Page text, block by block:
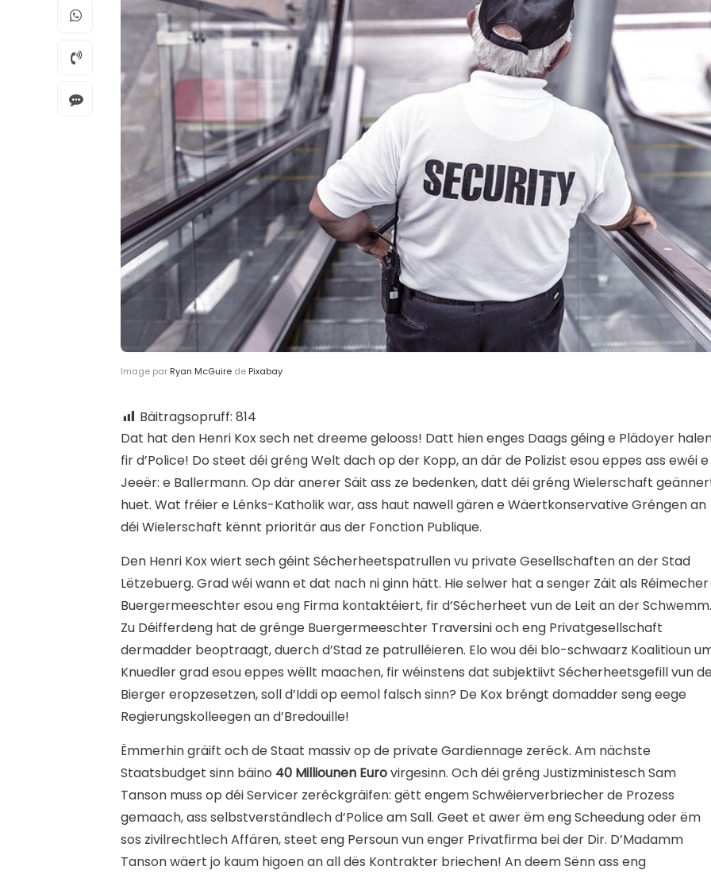
Image par Ryan McGuire de Pixabay
Bäitragsopruff: 814
Dat hat den Henri Kox sech net dreeme gelooss! Datt hien enges Daags géing e Plädoyer
fir d’Police! Do steet déi gréng Welt dach op der Kopp, an där de Polizist esou eppes ass ewéi e
Jeeër: e Ballermann. Op där anerer Säit ass ze bedenken, datt déi gréng Wielerschaft
huet. Wat fréier e Lénks-Katholik war, ass haut nawell gären e Wäertkonservative Gréngen an
déi Wielerschaft kënnt prioritär aus der Fonction Publique.
Den Henri Kox wiert sech géint Sécherheetspatrullen vu private Gesellschaften an der Stad
Lëtzebuerg. Grad wéi wann et dat nach ni ginn hätt. Hie selwer hat a senger Zäit als Réimecher
Buergermeeschter esou eng Firma kontaktéiert, fir d’Sécherheet vun de Leit an der Schwemm.
Zu Déifferdeng hat de grénge Buergermeeschter Traversini och eng Privatgesellschaft
dermadder beoptraagt, duerch d’Stad ze patrulléieren. Elo wou déi blo-schwaarz Koalitioun
Knuedler grad esou eppes wëllt maachen, fir wéinstens dat subjektiivt Sécherheetsgefill vun
Bierger eropzesetzen, soll d’Iddi op eemol falsch sinn? De Kox bréngt domadder seng eege
Regierungskolleegen an d’Bredouille!
Ëmmerhin gräift och de Staat massiv op de private Gardiennage zeréck. Am nächste
Staatsbudget sinn bäino 40 Milliounen Eurovirgesinn. Och déi gréng Justizministesch Sam
Tanson muss op déi Servicer zeréckgräifen: gëtt engem Schwéierverbriecher de Prozess
gemaach, ass selbstverständlech d’Police am Sall. Geet et awer ëm eng Scheedung oder ëm
sos zivilrechtlech Affären, steet eng Persoun vun enger Privatfirma bei der Dir. D’Madamm
Tanson wäert jo kaum higoen an all dës Kontrakter briechen! An deem Sënn ass eng